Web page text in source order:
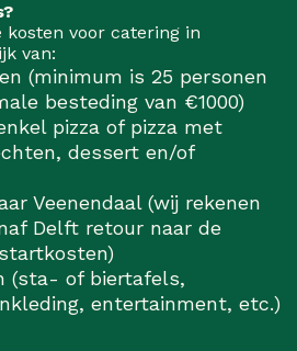
kosten voor catering in
van:
(minimum is 25 personen
besteding van €1000)
pizza of pizza met
dessert en/of
Veenendaal (wij rekenen
Delft retour naar de
(sta- of biertafels,
entertainment, etc.)